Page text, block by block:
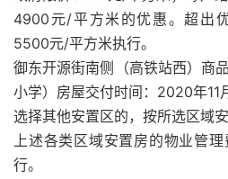
4900元/平方米的优惠。超出
5500元/平方米执行。
御东开源街南侧（高铁站西）商
小学）房屋交付时间：2020年11
选择其他安置区的，按所选区域
上述各类区域安置房的物业管
行。